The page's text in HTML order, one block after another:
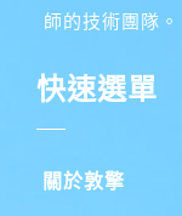
師的技術團隊。
快速選單
關於敦擎